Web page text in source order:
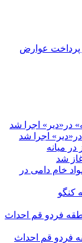
از پرداخت عوارض
اجرا شد
فردو قم احداث